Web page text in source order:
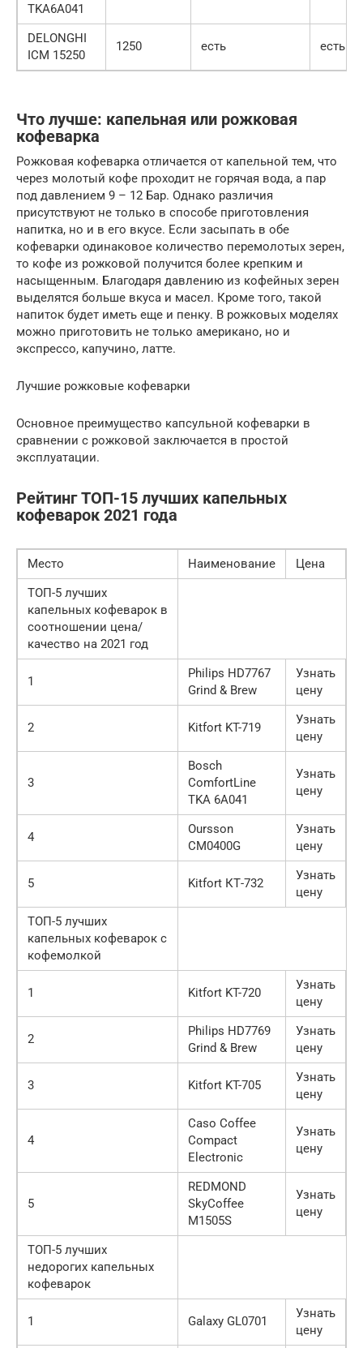
TKA6A041
DELONGHI
ICM 15250
1250 есть есть
Что лучше: капельная или рожковая
кофеварка
Рожковая кофеварка отличается от капельной тем, что
через молотый кофе проходит не горячая вода, а пар
под давлением 9 – 12 Бар. Однако различия
присутствуют не только в способе приготовления
напитка, но и в его вкусе. Если засыпать в обе
кофеварки одинаковое количество перемолотых зерен,
то кофе из рожковой получится более крепким и
насыщенным. Благодаря давлению из кофейных зерен
выделятся больше вкуса и масел. Кроме того, такой
напиток будет иметь еще и пенку. В рожковых моделях
можно приготовить не только американо, но и
экспрессо, капучино, латте.
Лучшие рожковые кофеварки
Основное преимущество капсульной кофеварки в
сравнении с рожковой заключается в простой
эксплуатации.
Рейтинг ТОП-15 лучших капельных
кофеварок 2021 года
Место Наименование
Цена
ТОП-5 лучших
капельных кофеварок в
соотношении цена/
качество на 2021 год
1
Philips HD7767
Grind & Brew
Узнать
цену
2 Kitfort KT-719
Узнать
цену
3
Bosch
ComfortLine
TKA 6A041
Узнать
цену
4
Oursson
CM0400G
Узнать
цену
5 Kitfort КТ-732
Узнать
цену
ТОП-5 лучших
капельных кофеварок с
кофемолкой
1 Kitfort KT-720
Узнать
цену
2
Philips HD7769
Grind & Brew
Узнать
цену
3 Kitfort KT-705
Узнать
цену
4
Caso Coffee
Compact
Electronic
Узнать
цену
5
REDMOND
SkyCoffee
M1505S
Узнать
цену
ТОП-5 лучших
недорогих капельных
кофеварок
1 Galaxy GL0701
Узнать
цену